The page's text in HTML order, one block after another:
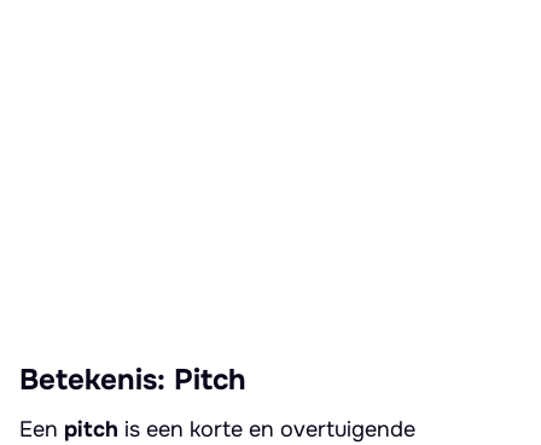
Betekenis: Pitch
Een pitch is een korte en overtuigende